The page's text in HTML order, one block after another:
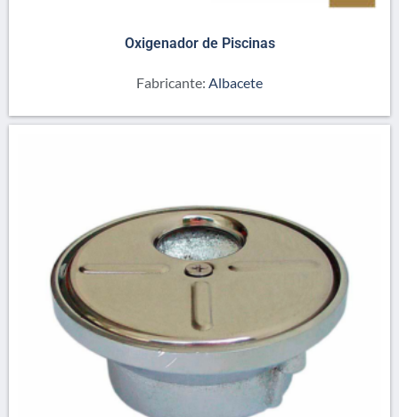
Oxigenador de Piscinas
Fabricante: Albacete